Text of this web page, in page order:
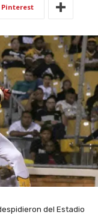
Pinterest
del Estadio